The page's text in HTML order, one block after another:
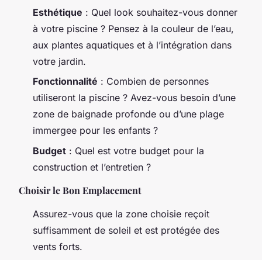
Esthétique : Quel look souhaitez-vous donner
à votre piscine ? Pensez à la couleur de l’eau,
aux plantes aquatiques et à l’intégration dans
votre jardin.
Fonctionnalité : Combien de personnes
utiliseront la piscine ? Avez-vous besoin d’une
zone de baignade profonde ou d’une plage
immergee pour les enfants ?
Budget : Quel est votre budget pour la
construction et l’entretien ?
Choisir le Bon Emplacement
Assurez-vous que la zone choisie reçoit
suffisamment de soleil et est protégée des
vents forts.